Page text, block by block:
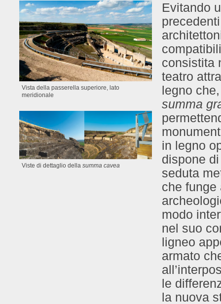
Vista della passerella superiore, lato
meridionale
Viste di dettaglio dellasumma cavea
Evitando
consistita
teatro
legno
summa
in legno
dispone
seduta
che funge
modo
nel suo
ligneo
armato
le
la nuova